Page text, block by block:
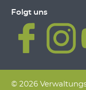
Folgt uns
© 2026